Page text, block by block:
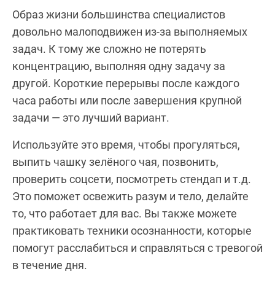
Образ жизни большинства специалистов
довольно малоподвижен из-за выполняемых
задач. К тому же сложно не потерять
концентрацию, выполняя одну задачу за
другой. Короткие перерывы после каждого
часа работы или после завершения крупной
задачи — это лучший вариант.
Используйте это время, чтобы прогуляться,
выпить чашку зелёного чая, позвонить,
проверить соцсети, посмотреть стендап и т.д.
Это поможет освежить разум и тело, делайте
то, что работает для вас. Вы также можете
практиковать техники осознанности, которые
помогут расслабиться и справляться с тревогой
в течение дня.